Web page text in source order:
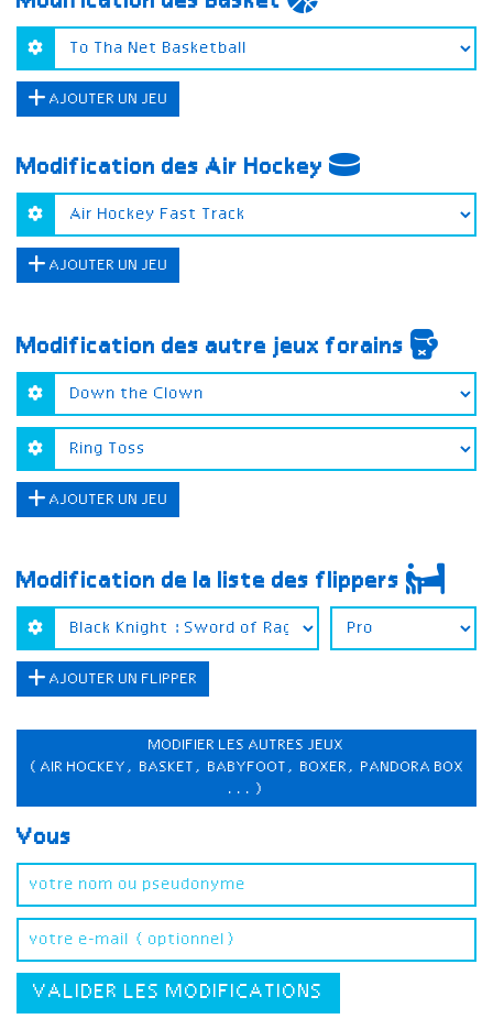
AJOUTER UN JEU
Modification des Air Hockey
AJOUTER UN JEU
Modification des autre jeux forains
AJOUTER UN JEU
Modification de la liste des flippers
AJOUTER UN FLIPPER
MODIFIER LES AUTRES JEUX
(AIR HOCKEY, BASKET, BABYFOOT, BOXER, PANDORA BOX
...)
Vous
VALIDER LES MODIFICATIONS